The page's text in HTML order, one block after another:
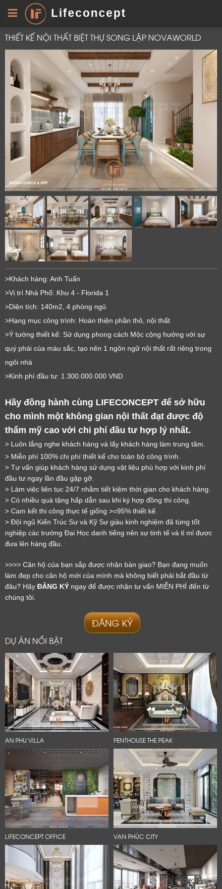
Lifeconcept
THIẾT KẾ NỘI THẤT BIỆT THỰ SONG LẬP NOVAWORLD
>Khách hàng: Anh Tuấn
>Vị trí Nhà Phố: Khu 4 - Florida 1
>Diện tích: 140m2, 4 phòng ngủ
>Hạng mục công trình: Hoàn thiện phần thô, nội thất
>Ý tưởng thiết kế: Sử dụng phong cách Mộc cộng hưởng với sự
quý phái của màu sắc, tạo nên 1 ngôn ngữ nội thất rất riêng trong
ngôi nhà
>Kinh phí đầu tư: 1.300.000.000 VND
Hãy đồng hành cùng LIFECONCEPT để sở hữu
cho mình một không gian nội thất đạt được độ
thẩm mỹ cao với chi phí đầu tư hợp lý nhất.
> Luôn lắng nghe khách hàng và lấy khách hàng làm trung tâm.
> Miễn phí 100% chi phí thiết kế cho toàn bộ công trình.
> Tư vấn giúp khách hàng sử dụng vật liệu phù hợp với kinh phí
đầu tư ngay lần đầu gặp gỡ.
> Làm việc liên tục 24/7 nhằm tiết kiệm thời gian cho khách hàng.
> Có nhiều quà tặng hấp dẫn sau khi ký hợp đồng thi công.
> Cam kết thi công thực tế giống >=95% thiết kế.
> Đội ngũ Kiến Trúc Sư và Kỹ Sư giàu kinh nghiệm đã từng tốt
nghiệp các trường Đại Học danh tiếng nên sự tinh tế và tỉ mỉ được
đưa lên hàng đầu.
>>>> Căn hộ của bạn sắp được nhận bàn giao? Bạn đang muốn
làm đẹp cho căn hộ mới của mình mà không biết phải bắt đầu từ
đâu? Hãy ĐĂNG KÝ ngay để được nhận tư vấn MIỄN PHÍ đến từ
chúng tôi.
ĐĂNG KÝ
DỰ ÁN NỔI BẬT
AN PHU VILLA PENTHOUSE THE PEAK
LIFECONCEPT OFFICE VẠN PHÚC CITY
LỜI CẢM ƠN
LIFECONCEPT
Cảm ơn quý khách đã để lại thông tin.
Chúng tôi sẽ liên hệ lại trong thời gian sớm nhất